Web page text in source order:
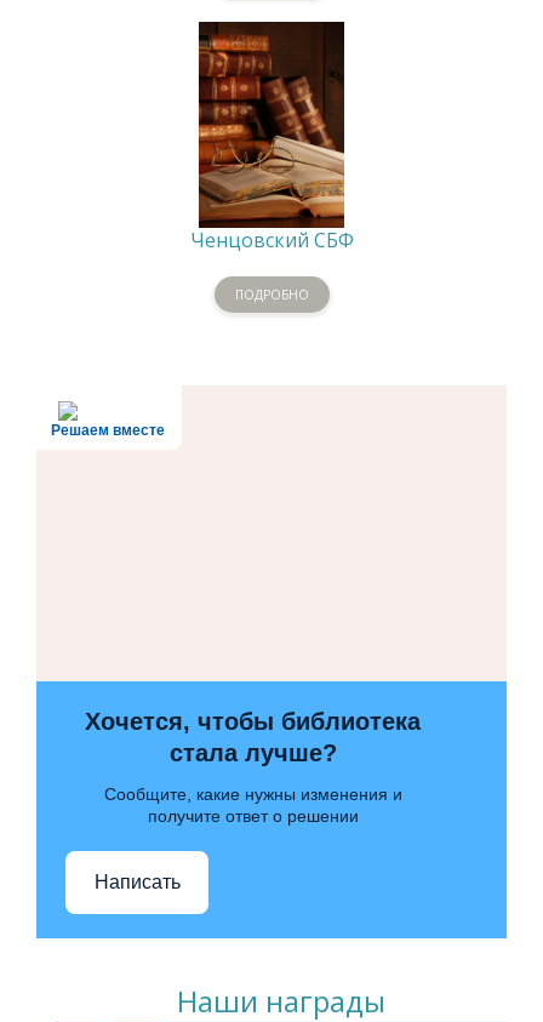
Ченцовский СБФ
ПОДРОБНО
Решаем вместе
Хочется, чтобы библиотека
стала лучше?
Сообщите, какие нужны изменения и
получите ответ о решении
Написать
Наши награды